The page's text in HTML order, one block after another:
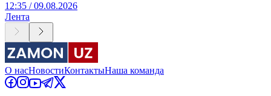
12:35 / 09.08.2026
Лента
О насНовостиКонтактыНаша команда